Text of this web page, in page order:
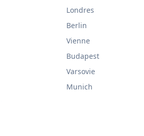
Londres
Berlin
Vienne
Budapest
Varsovie
Munich